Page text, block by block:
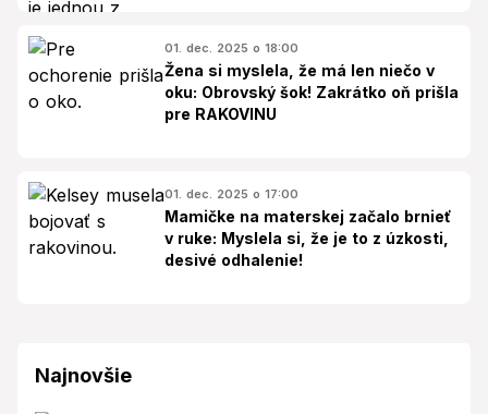
01. dec. 2025 o 18:00
Žena si myslela, že má len niečo v
oku: Obrovský šok! Zakrátko oň prišla
pre RAKOVINU
01. dec. 2025 o 17:00
Mamičke na materskej začalo brnieť
v ruke: Myslela si, že je to z úzkosti,
desivé odhalenie!
Najnovšie